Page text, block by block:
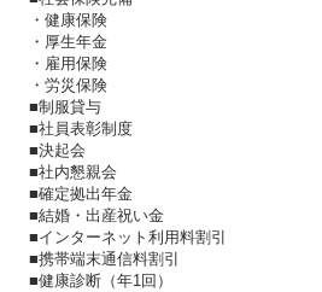
・健康保険
・厚生年金
・雇用保険
・労災保険
■制服貸与
■社員表彰制度
■決起会
■社内懇親会
■確定拠出年金
■結婚・出産祝い金
■インターネット利用料割引
■携帯端末通信料割引
■健康診断（年1回）